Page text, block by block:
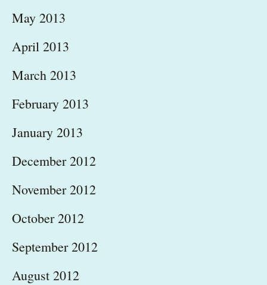
May 2013
April 2013
March 2013
February 2013
January 2013
December 2012
November 2012
October 2012
September 2012
August 2012